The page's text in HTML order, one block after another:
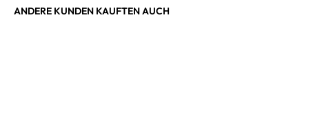
ANDERE KUNDEN KAUFTEN AUCH